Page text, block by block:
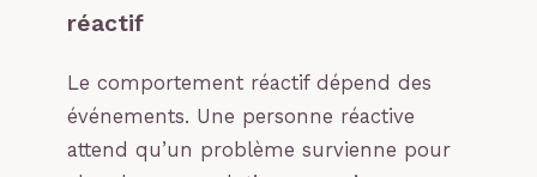
réactif
Le comportement réactif dépend des
événements. Une personne réactive
attend qu’un problème survienne pour